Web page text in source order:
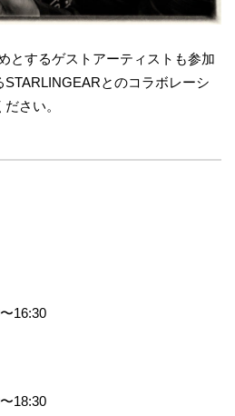
とするゲストアーティストも参加
とのコラボレーシ
さい。
16:30
18:30